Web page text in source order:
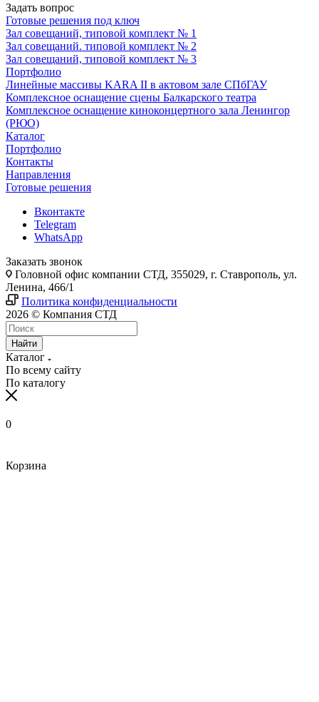
Задать вопрос
Готовые решения под ключ
Зал совещаний, типовой комплект № 1
Зал совещаний. типовой комплект № 2
Зал совещаний, типовой комплект № 3
Портфолио
Линейные массивы KARA II в актовом зале СПбГАУ
Комплексное оснащение сцены Балкарского театра
Комплексное оснащение киноконцертного зала Ленингор
(РЮО)
Каталог
Портфолио
Контакты
Направления
Готовые решения
Вконтакте
Telegram
WhatsApp
Заказать звонок
Головной офис компании СТД, 355029, г. Ставрополь, ул.
Ленина, 466/1
Политика конфиденциальности
2026 © Компания СТД
Найти
Каталог
По всему сайту
По каталогу
0
Корзина